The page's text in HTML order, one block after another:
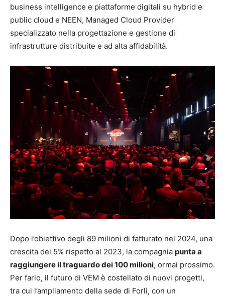
business intelligence e piattaforme digitali su hybrid e
public cloud e NEEN, Managed Cloud Provider
specializzato nella progettazione e gestione di
infrastrutture distribuite e ad alta affidabilità.
Dopo l’obiettivo degli 89 milioni di fatturato nel 2024, una
crescita del 5% rispetto al 2023, la compagnia punta a
raggiungere il traguardo dei 100 milioni, ormai prossimo.
Per farlo, il futuro di VEM è costellato di nuovi progetti,
tra cui l’ampliamento della sede di Forlì, con un